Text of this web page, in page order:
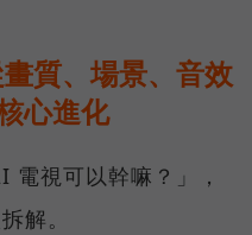
質、場景、音效
心進化
電視可以幹嘛？」，
解。